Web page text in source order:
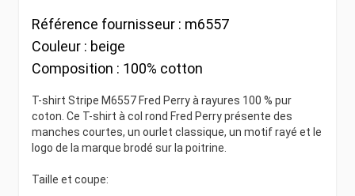
Référence fournisseur : m6557
Couleur : beige
Composition : 100% cotton
T-shirt Stripe M6557 Fred Perry à rayures 100 % pur
coton. Ce T-shirt à col rond Fred Perry présente des
manches courtes, un ourlet classique, un motif rayé et le
logo de la marque brodé sur la poitrine.
Taille et coupe: